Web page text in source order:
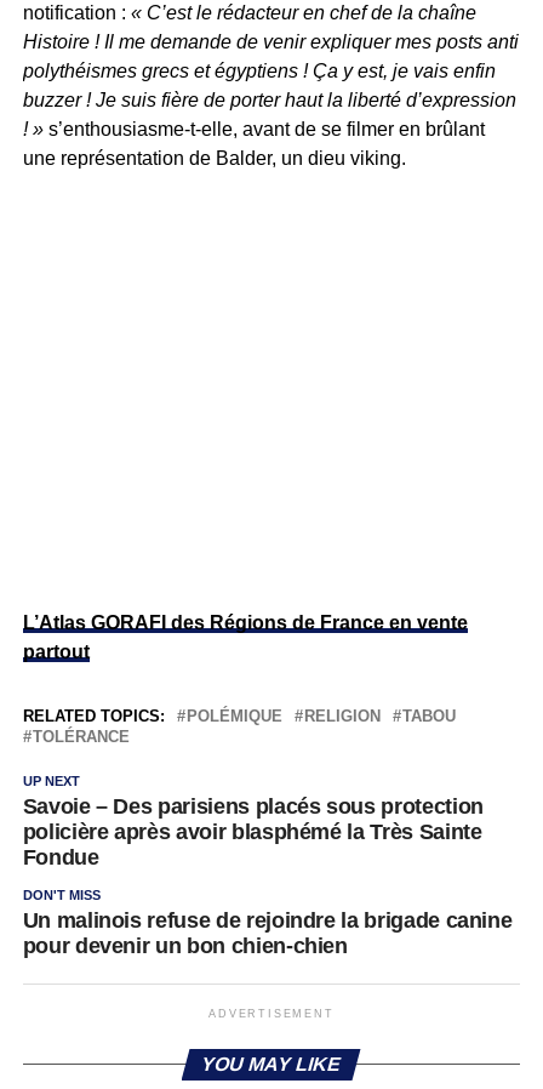
notification : « C’est le rédacteur en chef de la chaîne
Histoire ! Il me demande de venir expliquer mes posts anti
polythéismes grecs et égyptiens ! Ça y est, je vais enfin
buzzer ! Je suis fière de porter haut la liberté d’expression
! » s’enthousiasme-t-elle, avant de se filmer en brûlant
une représentation de Balder, un dieu viking.
L’Atlas GORAFI des Régions de France en vente
partout
RELATED TOPICS: POLÉMIQUE RELIGION
TABOU
TOLÉRANCE
UP NEXT
Savoie – Des parisiens placés sous protection
policière après avoir blasphémé la Très Sainte
Fondue
DON'T MISS
Un malinois refuse de rejoindre la brigade canine
pour devenir un bon chien-chien
ADVERTISEMENT
YOU MAY LIKE